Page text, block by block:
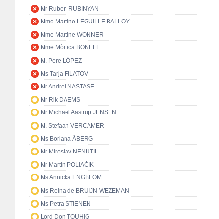
Mr Ruben RUBINYAN
Mme Martine LEGUILLE BALLOY
Mme Martine WONNER
Mme Mònica BONELL
M. Pere LÓPEZ
Ms Tarja FILATOV
Mr Andrei NASTASE
Mr Rik DAEMS
Mr Michael Aastrup JENSEN
M. Stefaan VERCAMER
Ms Boriana ÅBERG
Mr Miroslav NENUTIL
Mr Martin POLIAČIK
Ms Annicka ENGBLOM
Ms Reina de BRUIJN-WEZEMAN
Ms Petra STIENEN
Lord Don TOUHIG